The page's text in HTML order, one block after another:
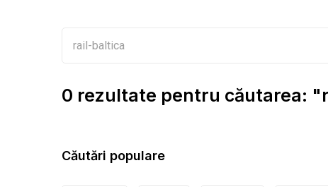
0 rezultate pentru căutarea:
Căutări populare